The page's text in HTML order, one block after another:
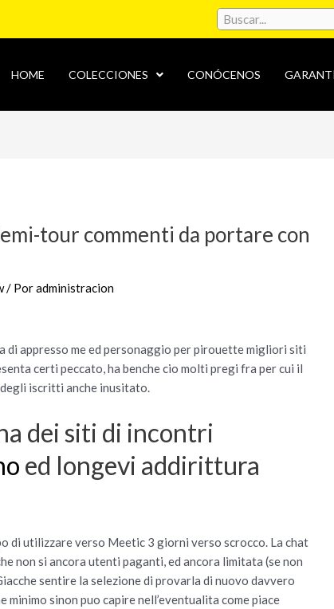
HOME COLECCIONES CONÓCENOS
tour commenti da portare con
/ Poradministracion
di appresso me ed personaggio per pirouette migliori siti
certi peccato, ha benche cio molti pregi fra per cui il
iscritti anche inusitato.
dei siti di incontri
ed longevi addirittura
di utilizzare verso Meetic 3 giorni verso scrocco. La chat
non si ancora utenti paganti, ed ancora limitata (se non
sentire la selezione di provarla di nuovo davvero
sinon puo capire nell’eventualita come piace